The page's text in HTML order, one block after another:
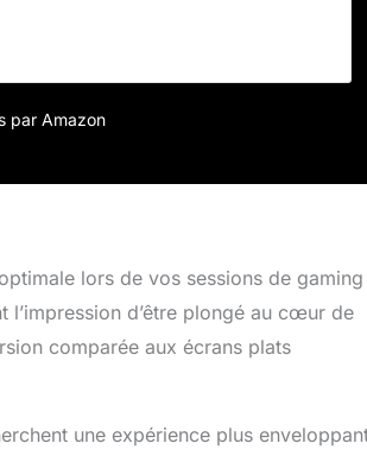
réponse ultra-faible de 0,5 ms
pour réduire la fatigue
couleurs. CONNECTIVITÉ HDMI
(WQHD / 180 Hz max.) et HDMI 2.0b
dispose d'un joystick à 5 directions et
par Amazon
lors de vos sessions de
d’être plongé au cœur de
comparée aux écrans plats
une expérience plus